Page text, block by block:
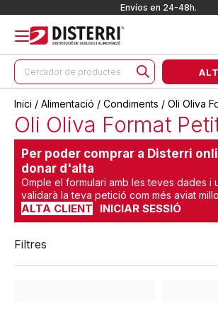
Envíos en 24-48h.
Products
search
Inici / Alimentació / Condiments / Oli Oliva
Oli Oliva Format
Per poder comprar a Disterri
donar d'alta
Omple el formulari amb les teves dades i
validarà la teva petició com més aviat
ALTA CLIENT INICIAR SESSIÓ
Filtres